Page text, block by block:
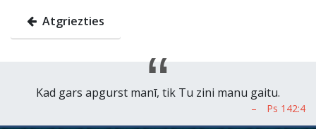
Atgriezties
Kad gars apgurst manī, tik Tu zini manu gaitu.